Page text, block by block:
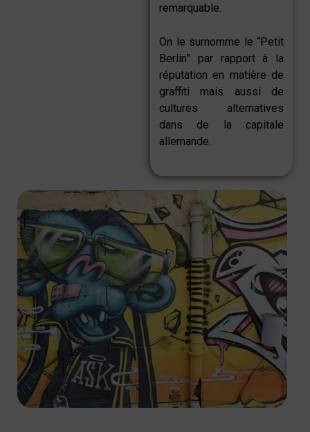
remarquable.
On le surnomme le “Petit
Berlin” par rapport à la
réputation en matière de
graffiti mais aussi de
cultures alternatives
dans de la capitale
allemande.